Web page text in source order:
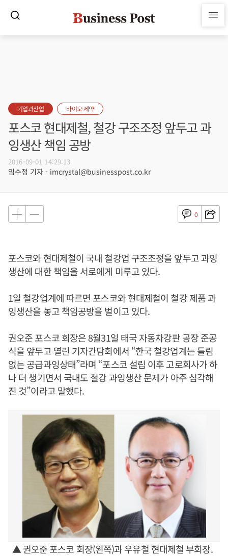
기업과산업 바이오·제약
포스코 현대제철, 철강 구조조정 앞두고 과
잉생산 책임 공방
2016-09-01 14:29:13
임수정 기자 - imcrystal@businesspost.co.kr
0
포스코와 현대제철이 국내 철강업 구조조정을 앞두고 과잉
생산에 대한 책임을 서로에게 미루고 있다.
1일 철강업계에 따르면 포스코와 현대제철이 철강 제품 과
잉생산을 놓고 책임공방을 벌이고 있다.
권오준 포스코 회장은 8월31일 태국 자동차강판 공장 준공
식을 앞두고 열린 기자간담회에서 “한국 철강업계는 틀림
없는 공급과잉상태”라며 “포스코 설립 이후 고로회사가 하
나 더 생기면서 국내도 철강 과잉생산 문제가 아주 심각해
진 것”이라고 말했다.
▲ 권오준 포스코 회장(왼쪽)과 우유철 현대제철 부회장.